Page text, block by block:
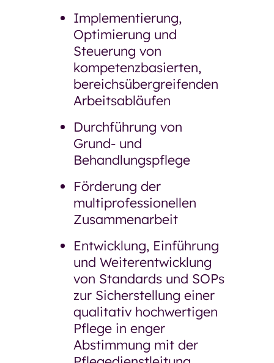
Implementierung,
Optimierung und
Steuerung von
kompetenzbasierten,
bereichsübergreifenden
Arbeitsabläufen
Durchführung von
Grund- und
Behandlungspflege
Förderung der
multiprofessionellen
Zusammenarbeit
Entwicklung, Einführung
und Weiterentwicklung
von Standards und SOPs
zur Sicherstellung einer
qualitativ hochwertigen
Pflege in enger
Abstimmung mit der